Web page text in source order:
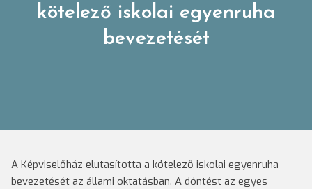
kötelező iskolai egyenruha
bevezetését
A Képviselőház elutasította a kötelező iskolai egyenruha
bevezetését az állami oktatásban. A döntést az egyes